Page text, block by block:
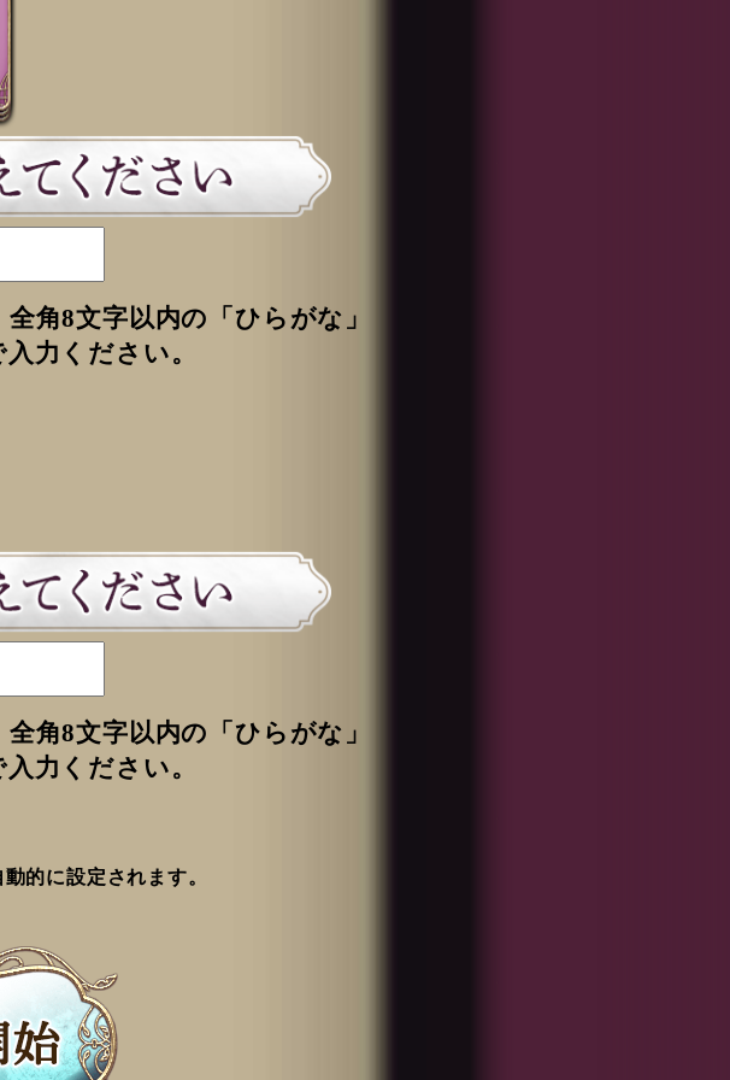
角8文字以内の「ひらがな」
力ください。
角8文字以内の「ひらがな」
力ください。
的に設定されます。